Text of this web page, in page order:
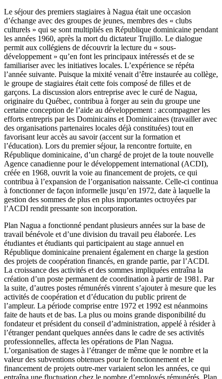
Le séjour des premiers stagiaires à Nagua était une occasion
d’échange avec des groupes de jeunes, membres des « clubs
culturels » qui se sont multipliés en République dominicaine pendant
les années 1960, après la mort du dictateur Trujillo. Le dialogue
permit aux collégiens de découvrir la lecture du « sous-
développement » qu’en font les principaux intéressés et de se
familiariser avec les initiatives locales. L’expérience se répéta
l’année suivante. Puisque la mixité venait d’être instaurée au collège,
le groupe de stagiaires était cette fois composé de filles et de
garçons. La discussion alors entreprise avec le curé de Nagua,
originaire du Québec, contribua à forger au sein du groupe une
certaine conception de l’aide au développement : accompagner les
efforts entrepris par les Dominicains et Dominicaines (travailler avec
des organisations partenaires locales déjà constituées) tout en
favorisant leur accès au savoir (accent sur la formation et
l’éducation). Lors du premier séjour, la rencontre fortuite, en
République dominicaine, d’un chargé de projet de la toute nouvelle
Agence canadienne pour le développement international (ACDI),
créée en 1968, ouvrit la voie au financement de projets, ce qui
contribua à l’expansion de l’organisation naissante. Celle-ci continua
à fonctionner de façon informelle jusqu’en 1972, date à laquelle la
gestion des sommes de plus en plus importantes octroyées par
l’ACDI rendit pressante son incorporation.
Plan Nagua a fonctionné pendant plusieurs années sur la base de
travail bénévole et d’une division du travail peu élaborée. Les
étudiantes et étudiants qui participaient au stage annuel en
République dominicaine prenaient également en charge la gestion
des projets de coopération financés, en grande partie, par l’ACDI.
La croissance des activités et des sommes impliquées entraîna la
création d’un poste permanent de coordination à partir de 1981. Par
la suite, d’autres postes rémunérés vinrent s’ajouter à mesure que les
activités de coopération et d’éducation du public prirent de
l’ampleur. La période comprise entre 1972 et 1992 est néanmoins
faite de hauts et de bas. La plus ou moins grande disponibilité du
fondateur et président du conseil d’administration, appelé à résider à
l’étranger pendant quelques années dans le cadre de ses activités
professionnelles, affecta les opérations de Plan Nagua.
L’organisation de stages à l’étranger de même que le nombre et la
valeur des subventions obtenues pour le fonctionnement et le
financement de projets outre-mer variaient selon les années, ce qui